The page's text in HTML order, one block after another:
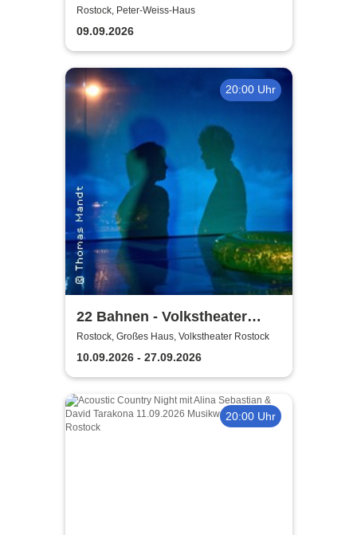
Action presents
Rostock, Peter-Weiss-Haus
09.09.2026
20:00 Uhr
22 Bahnen - Volkstheater
Rostock
Rostock, Großes Haus, Volkstheater Rostock
10.09.2026 - 27.09.2026
20:00 Uhr